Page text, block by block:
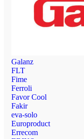
Galanz
FLT
Fime
Ferroli
Favor Cool
Fakir
eva-solo
Europroduct
Errecom